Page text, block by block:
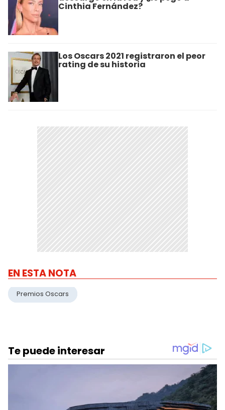
Cinthia Fernández?
Los Oscars 2021 registraron el peor
rating de su historia
EN ESTA NOTA
Premios Oscars